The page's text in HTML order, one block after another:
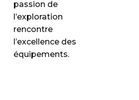
passion de
l’exploration
rencontre
l’excellence des
équipements.